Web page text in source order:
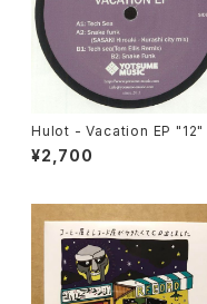
Hulot - Vacation EP "12"
¥2,700